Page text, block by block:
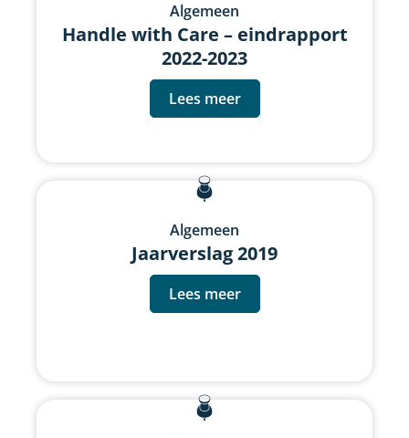
Algemeen
Handle with Care – eindrapport
2022-2023
Lees meer
Algemeen
Jaarverslag 2019
Lees meer